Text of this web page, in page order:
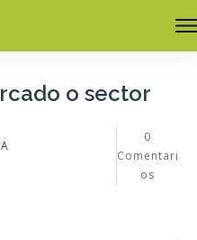
o sector
0
Comentari
os